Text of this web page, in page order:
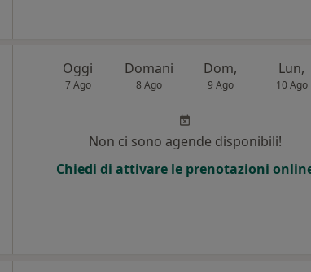
Oggi
7 Ago
Domani
8 Ago
Dom,
9 Ago
Lun,
10 Ago
Non ci sono agende disponibili!
Chiedi di attivare le prenotazioni